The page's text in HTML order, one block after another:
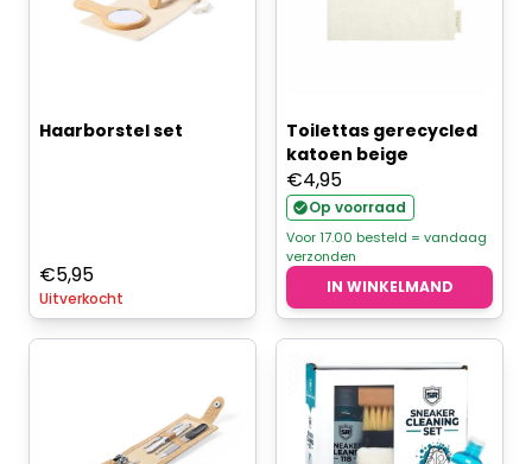
Haarborstel set
€5,95
Uitverkocht
Toilettas gerecycled
katoen beige
€4,95
Op voorraad
Voor 17.00 besteld = vandaag
verzonden
IN WINKELMAND